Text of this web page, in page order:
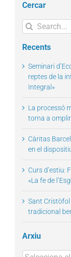
Cercar
Search
for:
Recents
Seminari
reptes de la
Integral»
La processó
torna a
Càritas
en el
Curs d’estiu:
«La fe de
Sant
tradicional
Arxiu
Arxius